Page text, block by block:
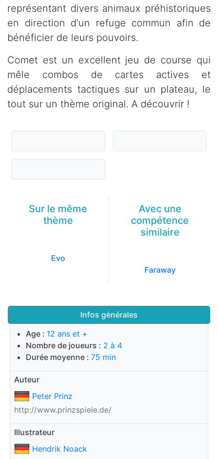
Infos générales
Age : 12 ans et +
Nombre de joueurs : 2 à 4
Durée moyenne : 75 min
Auteur
Peter Prinz
http://www.prinzspiele.de/
Illustrateur
Hendrik Noack
représentant divers animaux préhistoriques
en direction d'un refuge commun afin de
bénéficier de leurs pouvoirs.
Comet est un excellent jeu de course qui
mêle combos de cartes actives et
déplacements tactiques sur un plateau, le
tout sur un thème original. A découvrir !
Sur le même
thème
Evo
Avec une
compétence
similaire
Faraway